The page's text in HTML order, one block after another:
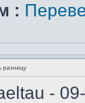
:
разницу
-